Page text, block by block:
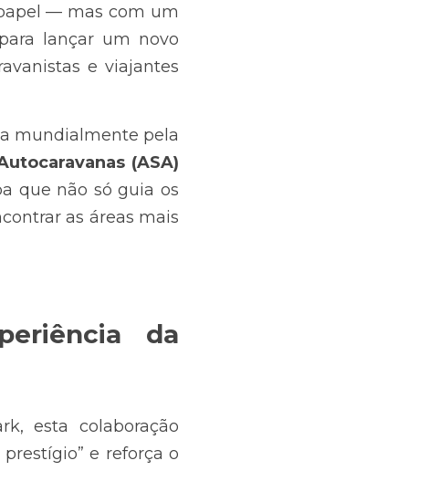
— mas com um
e viajantes
mundialmente pela
que não só guia os
as áreas mais
da
esta colaboração
e reforça o